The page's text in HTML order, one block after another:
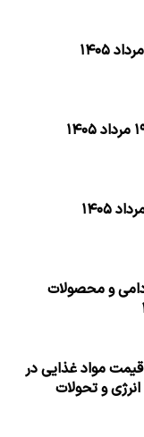
و محصولات
مواد غذایی در
انرژی و تحولات